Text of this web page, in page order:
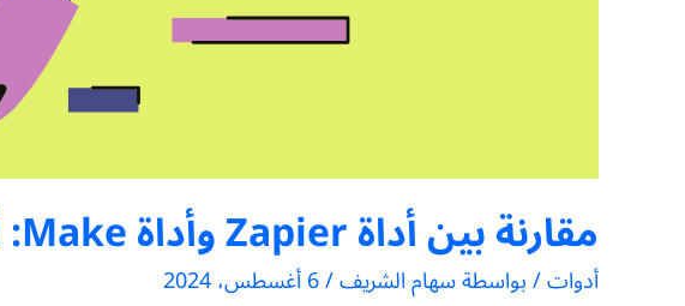
مقارنة بين أداة Zapier وأداة Make: أيهما الأفضل لأتمتة مهامك؟
أدوات/ بواسطةسهام الشريف/6 أغسطس، 2024